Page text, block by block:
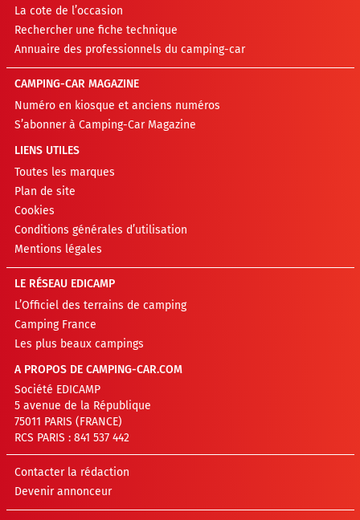
La cote de l’occasion
Rechercher une fiche technique
Annuaire des professionnels du camping-car
CAMPING-CAR MAGAZINE
Numéro en kiosque et anciens numéros
S’abonner à Camping-Car Magazine
LIENS UTILES
Toutes les marques
Plan de site
Cookies
Conditions générales d’utilisation
Mentions légales
LE RÉSEAU EDICAMP
L’Officiel des terrains de camping
Camping France
Les plus beaux campings
A PROPOS DE CAMPING-CAR.COM
Société EDICAMP
5 avenue de la République
75011 PARIS (FRANCE)
RCS PARIS : 841 537 442
Contacter la rédaction
Devenir annonceur